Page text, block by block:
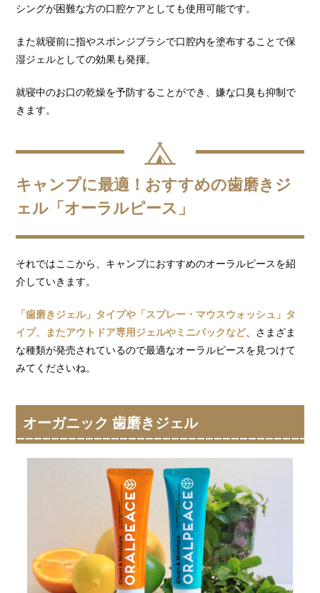
シングが困難な方の口腔ケアとしても使用可能です。
また就寝前に指やスポンジブラシで口腔内を塗布することで保
湿ジェルとしての効果も発揮。
就寝中のお口の乾燥を予防することができ、嫌な口臭も抑制で
きます。
キャンプに最適！おすすめの歯磨きジ
ェル「オーラルピース」
それではここから、キャンプにおすすめのオーラルピースを紹
介していきます。
「歯磨きジェル」タイプや「スプレー・マウスウォッシュ」タ
イプ、またアウトドア専用ジェルやミニパックなど、さまざま
な種類が発売されているので最適なオーラルピースを見つけて
みてくださいね。
オーガニック 歯磨きジェル